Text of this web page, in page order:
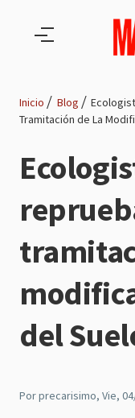
de
navegación
Inicio Blog
Tramitación de La
del
Porprecarisimo, Vie,